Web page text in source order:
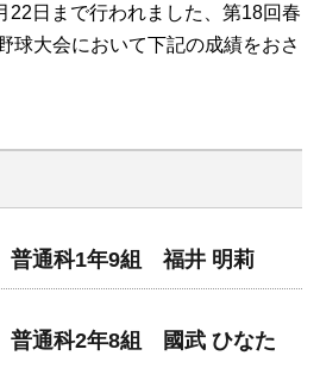
22日まで行われました、第18回春
球大会において下記の成績をおさ
普通科1年9組 福井 明莉
通科2年8組 國武 ひなた